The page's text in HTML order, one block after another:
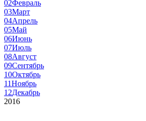
02Февраль
03Март
04Апрель
05Май
06Июнь
07Июль
08Август
09Сентябрь
10Октябрь
11Ноябрь
12Декабрь
2016